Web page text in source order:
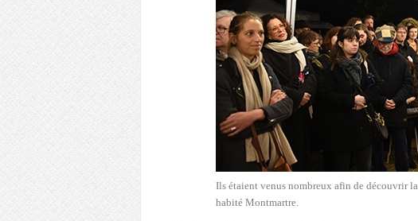
Ils étaient venus nombreux afin de découvrir
habité Montmartre.